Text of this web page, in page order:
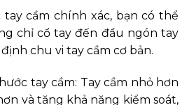
cầm chính xác, bạn có thể
chỉ cổ tay đến đầu ngón tay
chu vi tay cầm cơ bản.
tay cầm: Tay cầm nhỏ hơn
và tăng khả năng kiểm soát,